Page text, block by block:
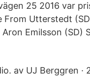
25 2016 var
Utterstedt
Emilsson (SD)
av UJ Berggren ·